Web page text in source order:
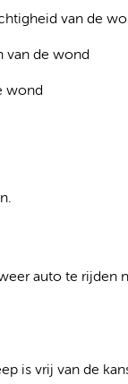
van de
van de wond
wond
auto te rijden
is vrij van de